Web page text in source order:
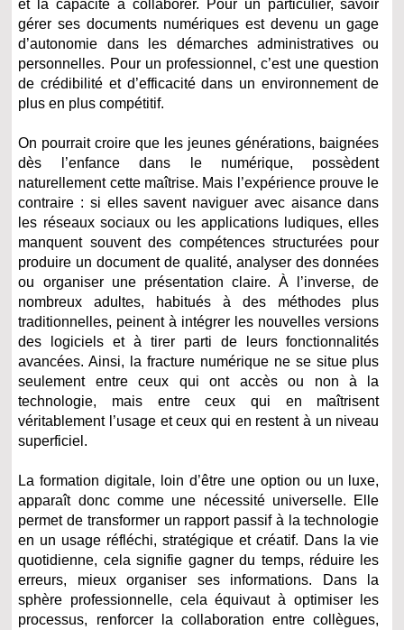
et la capacité à collaborer. Pour un particulier, savoir
gérer ses documents numériques est devenu un gage
d’autonomie dans les démarches administratives ou
personnelles. Pour un professionnel, c’est une question
de crédibilité et d’efficacité dans un environnement de
plus en plus compétitif.
On pourrait croire que les jeunes générations, baignées
dès l’enfance dans le numérique, possèdent
naturellement cette maîtrise. Mais l’expérience prouve le
contraire : si elles savent naviguer avec aisance dans
les réseaux sociaux ou les applications ludiques, elles
manquent souvent des compétences structurées pour
produire un document de qualité, analyser des données
ou organiser une présentation claire. À l’inverse, de
nombreux adultes, habitués à des méthodes plus
traditionnelles, peinent à intégrer les nouvelles versions
des logiciels et à tirer parti de leurs fonctionnalités
avancées. Ainsi, la fracture numérique ne se situe plus
seulement entre ceux qui ont accès ou non à la
technologie, mais entre ceux qui en maîtrisent
véritablement l’usage et ceux qui en restent à un niveau
superficiel.
La formation digitale, loin d’être une option ou un luxe,
apparaît donc comme une nécessité universelle. Elle
permet de transformer un rapport passif à la technologie
en un usage réfléchi, stratégique et créatif. Dans la vie
quotidienne, cela signifie gagner du temps, réduire les
erreurs, mieux organiser ses informations. Dans la
sphère professionnelle, cela équivaut à optimiser les
processus, renforcer la collaboration entre collègues,